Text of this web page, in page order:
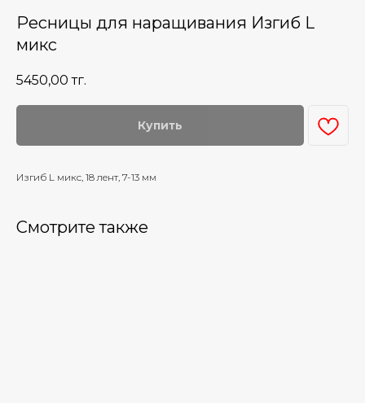
Ресницы для наращивания Изгиб L
микс
5450,00 тг.
Купить
Изгиб L микс, 18 лент, 7-13 мм
Смотрите также